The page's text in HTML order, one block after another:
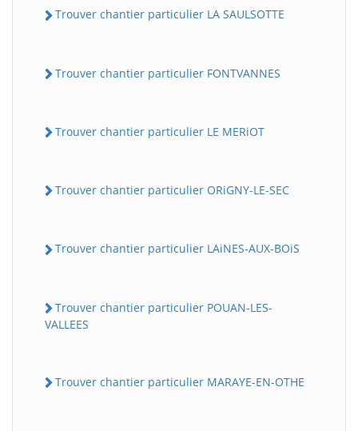
Trouver chantier particulier LA SAULSOTTE
Trouver chantier particulier FONTVANNES
Trouver chantier particulier LE MERiOT
Trouver chantier particulier ORiGNY-LE-SEC
Trouver chantier particulier LAiNES-AUX-BOiS
Trouver chantier particulier POUAN-LES-
VALLEES
Trouver chantier particulier MARAYE-EN-OTHE